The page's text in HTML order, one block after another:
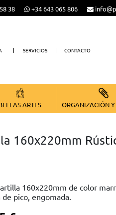
38 +34 643 065 806
SERVICIOS CONTACTO
VER
ARTES ORGANIZACIÓN
160x220mm
160x220mm de color
pico, engomada.